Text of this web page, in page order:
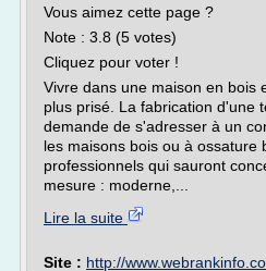
Vous aimez cette page ?
Note : 3.8 (5 votes)
Cliquez pour voter !
Vivre dans une maison en bois
plus prisé. La fabrication d'une
demande de s'adresser à un
les maisons bois ou à ossature
professionnels qui sauront
mesure : moderne,...
Lire la suite
Site : http://